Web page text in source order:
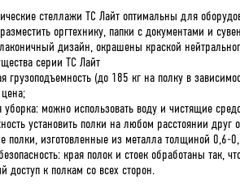
стеллажи ТС Лайт оптимальны для
оргтехнику, папки с документами и
дизайн, окрашены краской
серии ТС Лайт
грузоподъемность (до 185 кг на полку в
уборка: можно использовать воду и чистящие
установить полки на любом расстоянии
полки, изготовленные из металла толщиной 0,6-
края полок и стоек обработаны так,
доступ к полкам со всех сторон.